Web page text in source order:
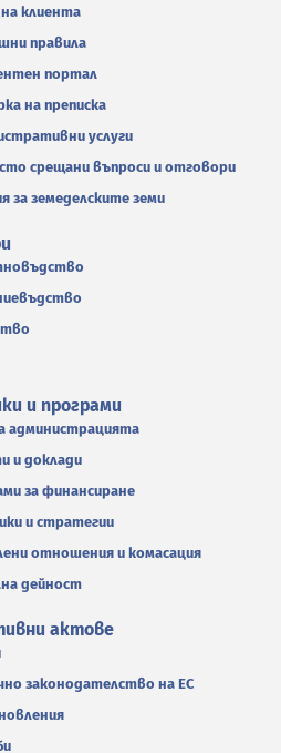
клиента
правила
портал
на преписка
услуги
срещани въпроси и отговори
за земеделските земи
и програми
администрацията
и доклади
за финансиране
и стратегии
отношения и комасация
дейност
актове
законодателство на ЕС